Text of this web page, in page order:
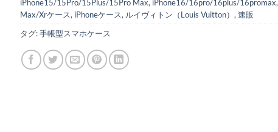
iPhone15/15Pro/15Plus/15Pro Max, iPhone16/16pro/16plus/16promax,
Max/Xrケース, iPhoneケース, ルイヴィトン（Louis Vuitton） , 速販
タグ:手帳型スマホケース